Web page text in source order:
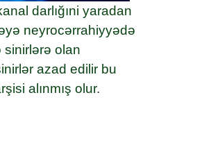
darlığıni yaradan
neyrocərrahiyyədə
sinirlərə olan
azad edilir bu
alınmış olur.